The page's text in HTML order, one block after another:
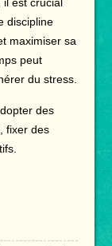
discipline
maximiser sa
peut
du stress.
des
fixer des